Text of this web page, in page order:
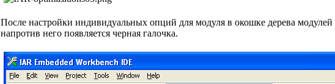
После настройки индивидуальных опций для модуля в окошке дерева
напротив него появляется черная галочка.